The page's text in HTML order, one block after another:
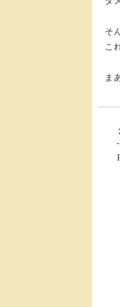
そ
こ
ま